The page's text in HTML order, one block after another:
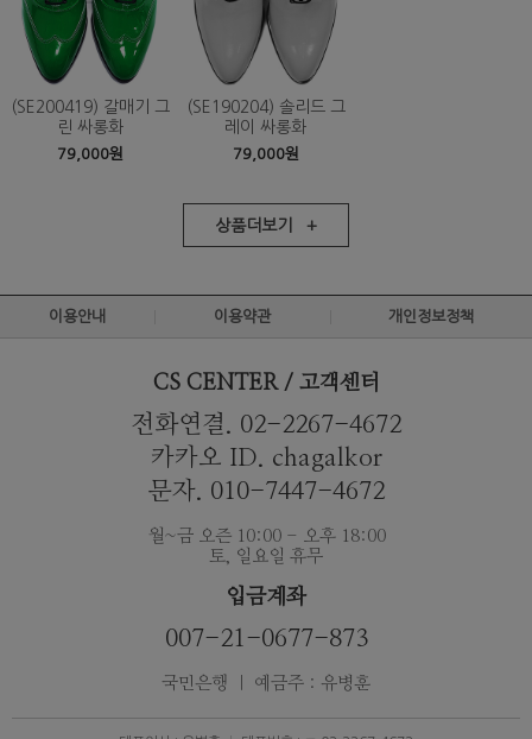
(SE200419) 갈매기 그
린 싸롱화
79,000원
(SE190204) 솔리드 그
레이 싸롱화
79,000원
상품더보기 +
이용안내 이용약관 개인정보정책
CS CENTER / 고객센터
전화연결. 02-2267-4672
카카오 ID. chagalkor
문자. 010-7447-4672
월~금 오즌 10:00 - 오후 18:00
토, 일요일 휴무
입금계좌
007-21-0677-873
국민은행 ｜ 예금주 : 유병훈